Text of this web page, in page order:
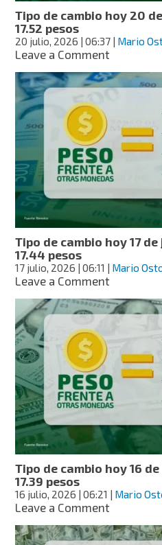
Tipo de cambio hoy 20
17.52 pesos
20 julio, 2026 | 06:37 | Mario
Leave a Commenton
de
de
julio:
dólar
cotiza
17.52
pesos
Tipo de cambio hoy 17
17.44 pesos
17 julio, 2026 | 06:11 | Mario
Leave a Commenton
de
de
julio:
dólar
cotiza
17.44
pesos
Tipo de cambio hoy 16
17.39 pesos
16 julio, 2026 | 06:21 | Mario
Leave a Commenton
de